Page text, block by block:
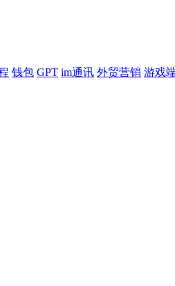
钱包 GPT im通讯 外贸营销 游戏